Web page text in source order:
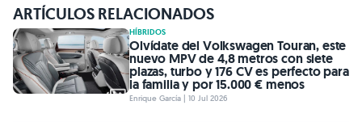
ARTÍCULOS RELACIONADOS
HÍBRIDOS
Olvídate del Volkswagen Touran, este
nuevo MPV de 4,8 metros con siete
plazas, turbo y 176 CV es perfecto para
la familia y por 15.000 € menos
Enrique García | 10 Jul 2026